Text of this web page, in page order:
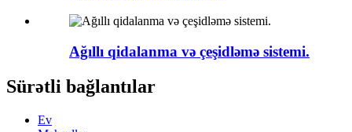
Ağıllı qidalanma və çeşidləmə sistemi.
Sürətli bağlantılar
Ev